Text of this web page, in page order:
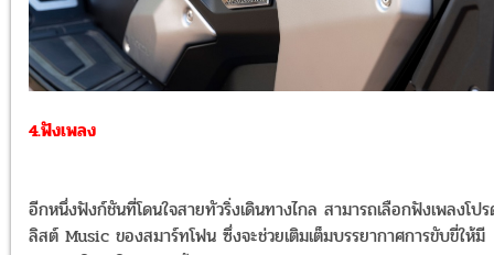
4.ฟังเพลง
อีกหนึ่งฟังก์ชันที่โดนใจสายทัวริ่งเดินทางไกล สามารถเลือกฟังเพลงโป
ลิสต์ Music ของสมาร์ทโฟน ซึ่งจะช่วยเติมเต็มบรรยากาศการขับขี่ให้มี